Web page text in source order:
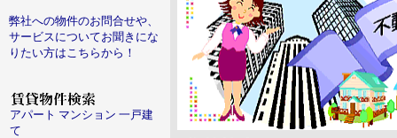
弊社への物件のお問合せや、
サービスについてお聞きにな
りたい方はこちらから！
アパート マンション 一戸建
て